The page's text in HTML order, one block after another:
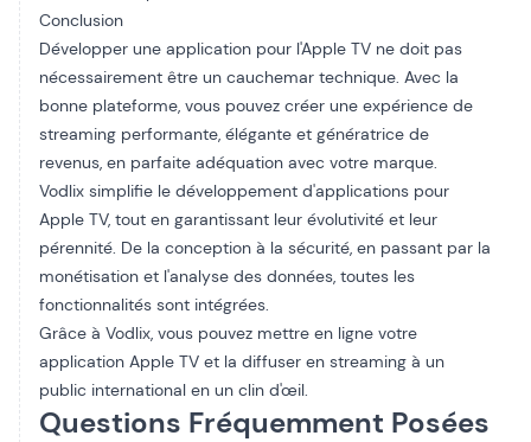
Conclusion
Développer une application pour l'Apple TV ne doit pas
nécessairement être un cauchemar technique. Avec la
bonne plateforme, vous pouvez créer une expérience de
streaming performante, élégante et génératrice de
revenus, en parfaite adéquation avec votre marque.
Vodlix simplifie le développement d'applications pour
Apple TV, tout en garantissant leur évolutivité et leur
pérennité. De la conception à la sécurité, en passant par la
monétisation et l'analyse des données, toutes les
fonctionnalités sont intégrées.
Grâce à Vodlix, vous pouvez mettre en ligne votre
application Apple TV et la diffuser en streaming à un
public international en un clin d'œil.
Questions Fréquemment Posées